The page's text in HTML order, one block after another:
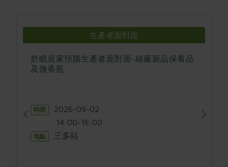
生產者面對面
舒眠居家預購生產者面對面-綠藤新品保養品
及微香瓶
時間 2026-09-02
14:00-16:00
地點 三多站